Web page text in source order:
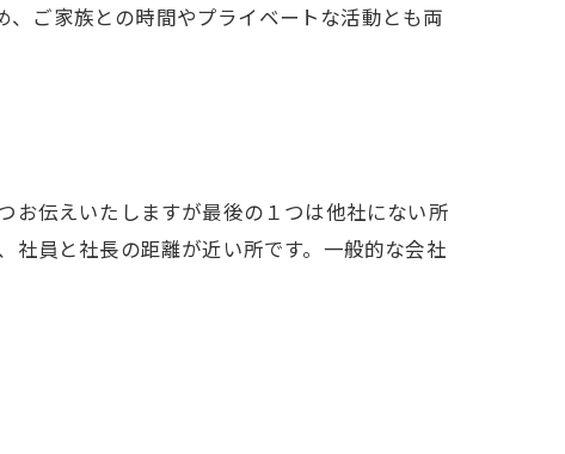
ご家族との時間やプライベートな活動とも両
お伝えいたしますが最後の１つは他社にない所
社員と社長の距離が近い所です。一般的な会社